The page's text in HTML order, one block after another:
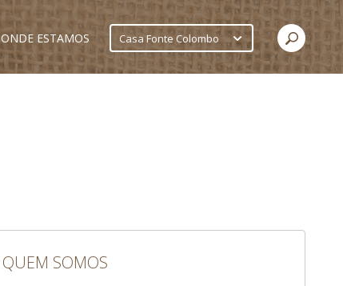
ONDE ESTAMOS Casa Fonte Colombo
QUEM SOMOS